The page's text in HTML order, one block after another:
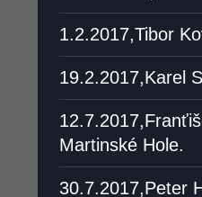
1.2.2017,Tibor
19.2.2017,Karel
Martinské Hole.
30.7.2017,Peter